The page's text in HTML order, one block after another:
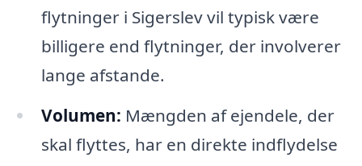
flytninger i Sigerslev vil typisk være
billigere end flytninger, der involverer
lange afstande.
Volumen: Mængden af ejendele, der
skal flyttes, har en direkte indflydelse